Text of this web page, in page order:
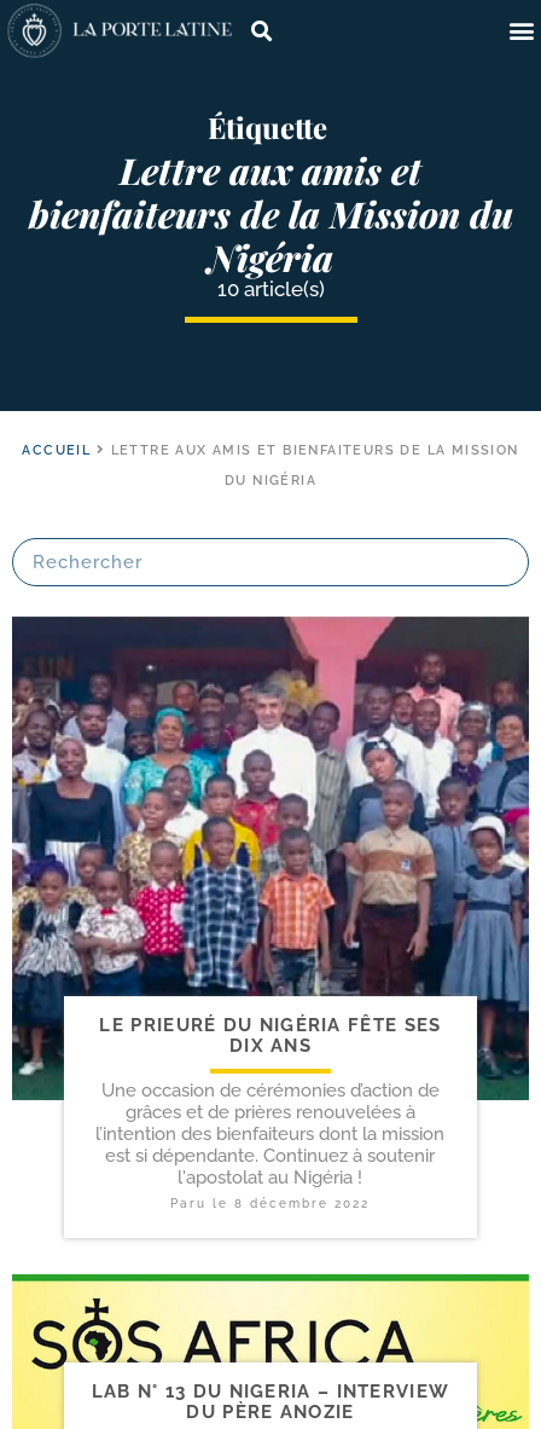
Étiquette
Lettre aux amis et
bienfaiteurs de la Mission du
Nigéria
10 article(s)
ACCUEIL
LETTRE AUX AMIS ET BIENFAITEURS DE LA MISSION
DU NIGÉRIA
LE PRIEURÉ DU NIGÉRIA FÊTE SES
DIX ANS
Une occasion de cérémonies d’action de
grâces et de prières renouvelées à
l’intention des bienfaiteurs dont la mission
est si dépendante. Continuez à soutenir
l'apostolat au Nigéria !
Paru le8 décembre 2022
LAB N° 13 DU NIGERIA – INTERVIEW
DU PÈRE ANOZIE